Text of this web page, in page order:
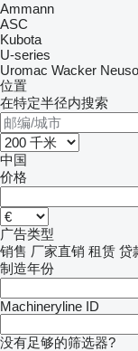
Ammann
ASC
Kubota
U-series
Uromac Wacker
位置
在特定半径内搜索
中国
价格
广告类型
销售 厂家直销 租赁 贷
制造年份
Machineryline ID
没有足够的筛选器?